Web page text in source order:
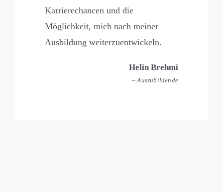
Karrierechancen und die
Möglichkeit, mich nach meiner
Ausbildung weiterzuentwickeln.
Helin Brehmi
– Auszubildende